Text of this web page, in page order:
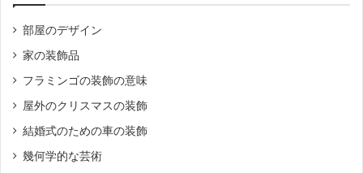
部屋のデザイン
家の装飾品
フラミンゴの装飾の意味
屋外のクリスマスの装飾
結婚式のための車の装飾
幾何学的な芸術